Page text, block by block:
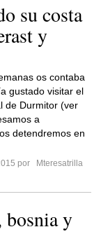
su costa
y
os contaba
gustado visitar el
de Durmitor (ver
a
detendremos en
por
Mteresatrilla
bosnia y